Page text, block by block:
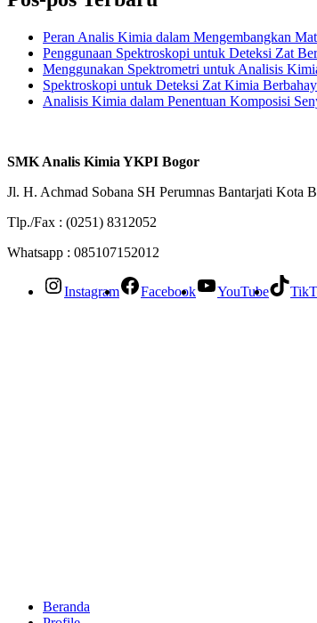
Peran Analis Kimia dalam Mengembangkan
Penggunaan Spektroskopi untuk Deteksi Zat
Menggunakan Spektrometri untuk Analisis
Spektroskopi untuk Deteksi Zat Kimia
Analisis Kimia dalam Penentuan Komposisi
SMK Analis Kimia YKPI Bogor
Jl. H. Achmad Sobana SH Perumnas Bantarjati Kota
Tlp./Fax : (0251) 8312052
Whatsapp : 085107152012
Instagram Facebook YouTube
Beranda